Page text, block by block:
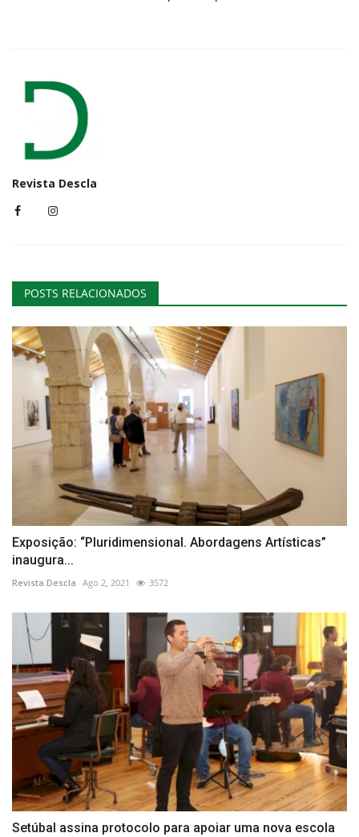
Revista Descla
POSTS RELACIONADOS
Exposição: “Pluridimensional. Abordagens Artísticas”
inaugura...
Revista Descla Ago 2, 2021 3572
Setúbal assina protocolo para apoiar uma nova escola